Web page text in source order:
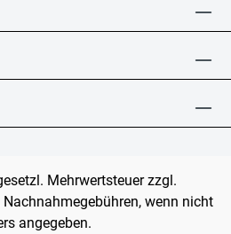
Mehrwertsteuer zzgl.
wenn nicht
angegeben.